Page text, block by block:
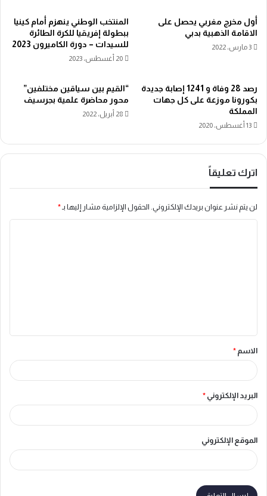
أول مخرج مغربي يحصل على
الاقامة الذهبية بدبي
3 مارس، 2022
المنتخب الوطني ينهزم أمام كينيا
ببطولة إفريقيا للكرة الطائرة
للسيدات – دورة الكاميرون 2023
20 أغسطس، 2023
رصد 28 وفاة و 1241 إصابة جديدة
بكورونا موزعة على كل جهات
المملكة
13 أغسطس، 2020
“القيم بين سياقين مختلفين”
محور محاضرة علمية بجرسيف
28 أبريل، 2022
اترك تعليقاً
لن يتم نشر عنوان بريدك الإلكتروني. الحقول الإلزامية مشار إليها بـ*
ق
*
الاسم *
البريد الإلكتروني *
الموقع الإلكتروني